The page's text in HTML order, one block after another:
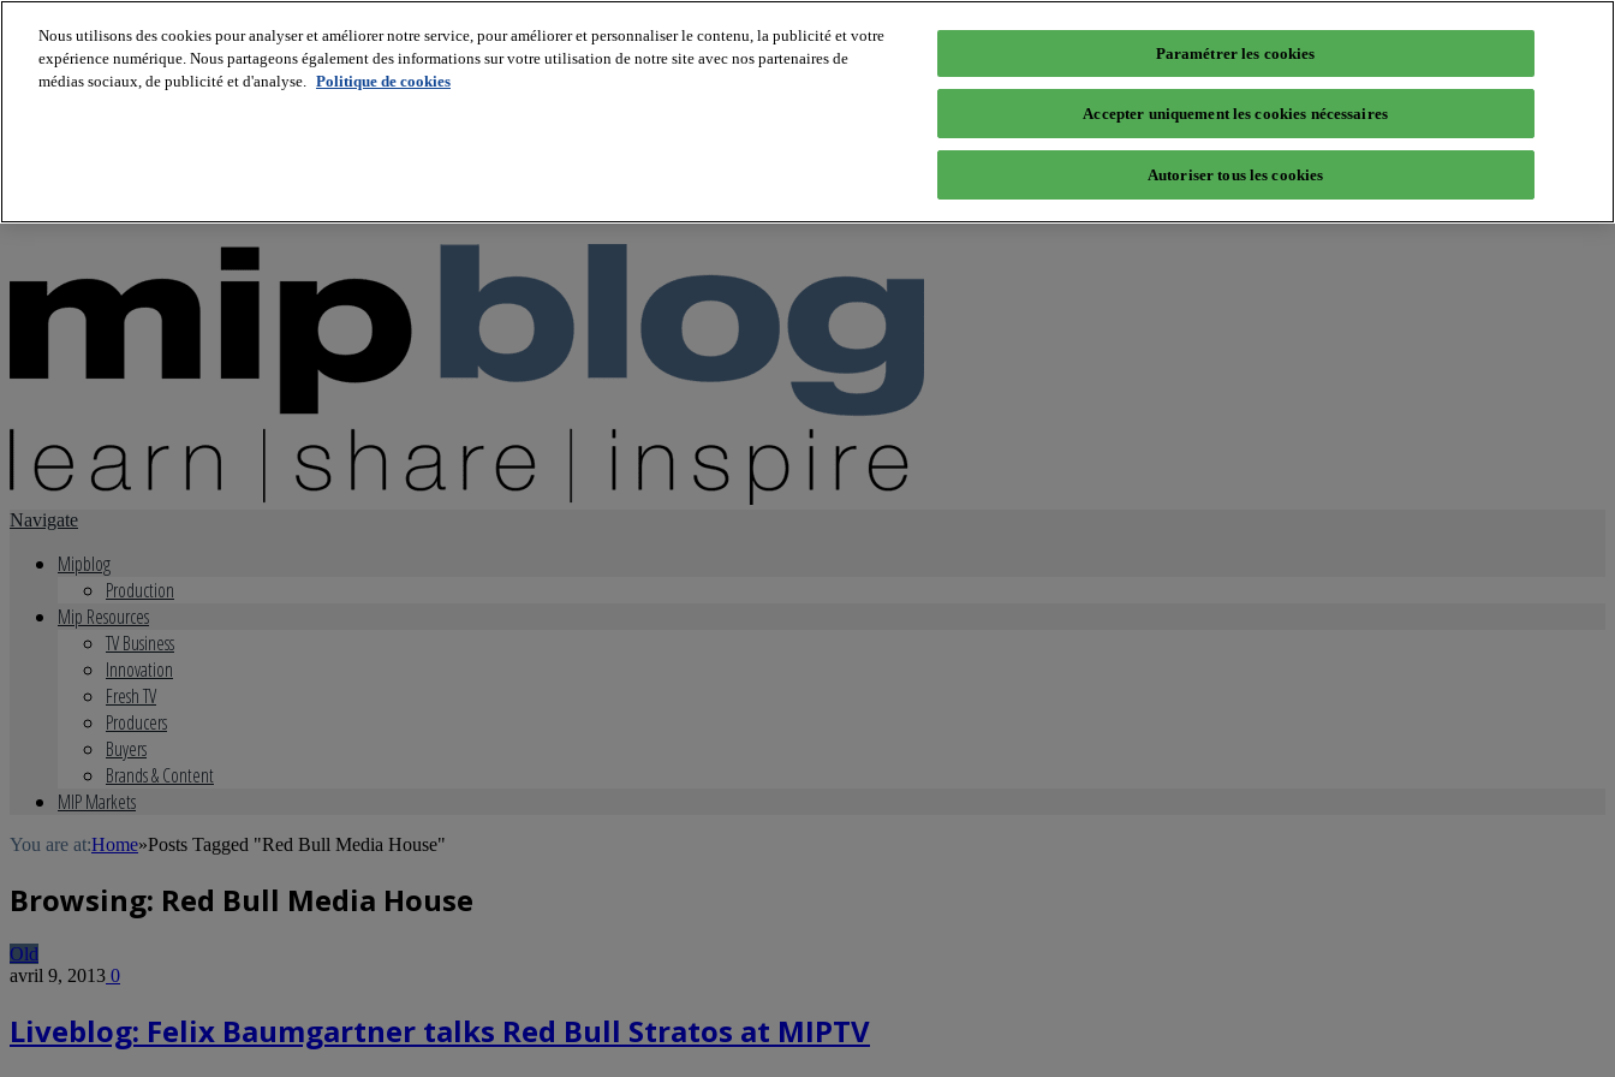
About us
Navigate
Mipblog
Production
Mip Resources
TV Business
Innovation
Fresh TV
Producers
Buyers
Brands & Content
MIP Markets
You are at:Home»Posts Tagged "Red Bull Media House"
Browsing: Red Bull Media House
Old
avril 9, 2013 0
Liveblog: Felix Baumgartner talks Red Bull Stratos at MIPTV
Nous utilisons des cookies pour analyser et améliorer notre service, pour améliorer et personnaliser le contenu, la publicité et votre
expérience numérique. Nous partageons également des informations sur votre utilisation de notre site avec nos partenaires de
médias sociaux, de publicité et d'analyse. Politique de cookies
Paramétrer les cookies
Accepter uniquement les cookies nécessaires
Autoriser tous les cookies